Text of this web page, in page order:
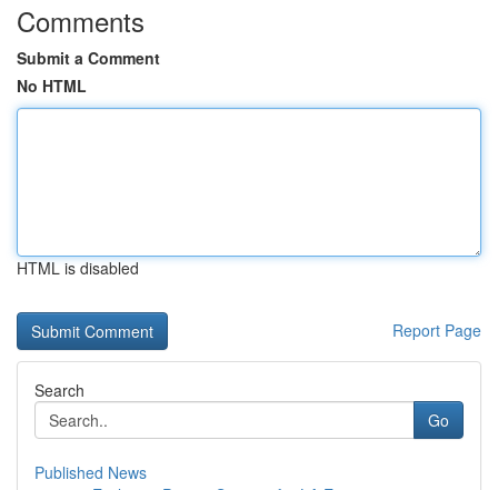
Comments
Submit a Comment
No HTML
HTML is disabled
Report Page
Search
Go
Published News